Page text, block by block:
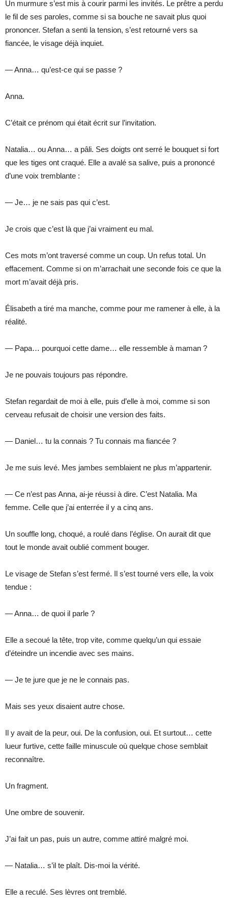
Un murmure s’est mis à courir parmi les invités. Le prêtre a perdu
le fil de ses paroles, comme si sa bouche ne savait plus quoi
prononcer. Stefan a senti la tension, s’est retourné vers sa
fiancée, le visage déjà inquiet.
— Anna… qu’est-ce qui se passe ?
Anna.
C’était ce prénom qui était écrit sur l’invitation.
Natalia… ou Anna… a pâli. Ses doigts ont serré le bouquet si fort
que les tiges ont craqué. Elle a avalé sa salive, puis a prononcé
d’une voix tremblante :
— Je… je ne sais pas qui c’est.
Je crois que c’est là que j’ai vraiment eu mal.
Ces mots m’ont traversé comme un coup. Un refus total. Un
effacement. Comme si on m’arrachait une seconde fois ce que la
mort m’avait déjà pris.
Élisabeth a tiré ma manche, comme pour me ramener à elle, à la
réalité.
— Papa… pourquoi cette dame… elle ressemble à maman ?
Je ne pouvais toujours pas répondre.
Stefan regardait de moi à elle, puis d’elle à moi, comme si son
cerveau refusait de choisir une version des faits.
— Daniel… tu la connais ? Tu connais ma fiancée ?
Je me suis levé. Mes jambes semblaient ne plus m’appartenir.
— Ce n’est pas Anna, ai-je réussi à dire. C’est Natalia. Ma
femme. Celle que j’ai enterrée il y a cinq ans.
Un souffle long, choqué, a roulé dans l’église. On aurait dit que
tout le monde avait oublié comment bouger.
Le visage de Stefan s’est fermé. Il s’est tourné vers elle, la voix
tendue :
— Anna… de quoi il parle ?
Elle a secoué la tête, trop vite, comme quelqu’un qui essaie
d’éteindre un incendie avec ses mains.
— Je te jure que je ne le connais pas.
Mais ses yeux disaient autre chose.
Il y avait de la peur, oui. De la confusion, oui. Et surtout… cette
lueur furtive, cette faille minuscule où quelque chose semblait
reconnaître.
Un fragment.
Une ombre de souvenir.
J’ai fait un pas, puis un autre, comme attiré malgré moi.
— Natalia… s’il te plaît. Dis-moi la vérité.
Elle a reculé. Ses lèvres ont tremblé.